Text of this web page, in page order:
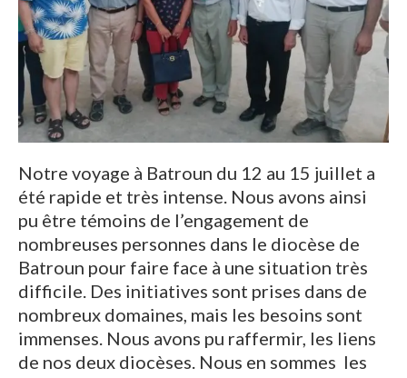
Notre voyage à Batroun du 12 au 15 juillet a
été rapide et très intense. Nous avons ainsi
pu être témoins de l’engagement de
nombreuses personnes dans le diocèse de
Batroun pour faire face à une situation très
difficile. Des initiatives sont prises dans de
nombreux domaines, mais les besoins sont
immenses. Nous avons pu raffermir, les liens
de nos deux diocèses. Nous en sommes les